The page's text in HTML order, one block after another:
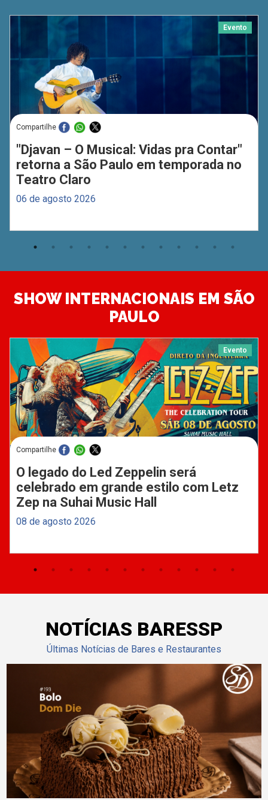
Evento
Compartilhe
"Djavan – O Musical: Vidas pra Contar"
retorna a São Paulo em temporada no
Teatro Claro
06 de agosto 2026
SHOW INTERNACIONAIS EM SÃO
PAULO
Evento
Compartilhe
O legado do Led Zeppelin será
celebrado em grande estilo com Letz
Zep na Suhai Music Hall
08 de agosto 2026
NOTÍCIAS BARESSP
Últimas Notícias de Bares e Restaurantes